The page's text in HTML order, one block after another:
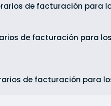
de facturación para
de facturación para
de facturación para